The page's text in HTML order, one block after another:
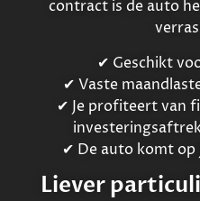
contract is de auto
✔ Geschikt
✔ Vaste
✔ Je profiteert van
✔ De auto komt op
Liever